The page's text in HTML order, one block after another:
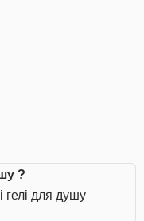
?
гелі для душу